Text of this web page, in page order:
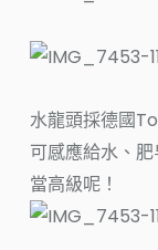
水龍頭採德國
可感應給水、
當高級呢！